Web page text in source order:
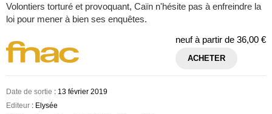
Volontiers torturé et provoquant, Caïn n'hésite pas à enfreindre la
loi pour mener à bien ses enquêtes.
neuf à partir de 36,00 €
ACHETER
Date de sortie : 13 février 2019
Editeur : Elysée